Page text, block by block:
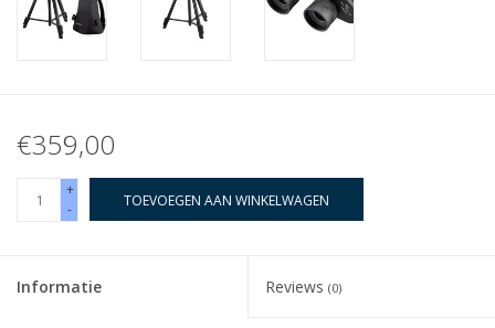
Merken
€359,00
+
-
TOEVOEGEN AAN WINKELWAGEN
Informatie Reviews (0)